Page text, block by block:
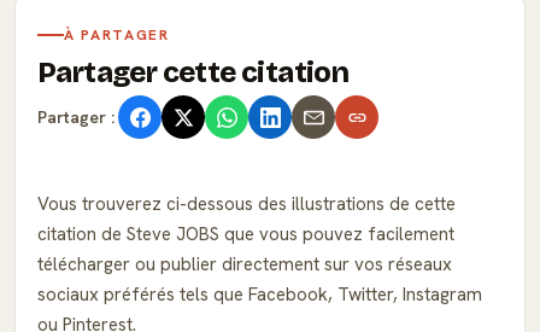
À PARTAGER
Partager cette citation
Partager :
Vous trouverez ci-dessous des illustrations de cette
citation de Steve JOBS que vous pouvez facilement
télécharger ou publier directement sur vos réseaux
sociaux préférés tels que Facebook, Twitter, Instagram
ou Pinterest.